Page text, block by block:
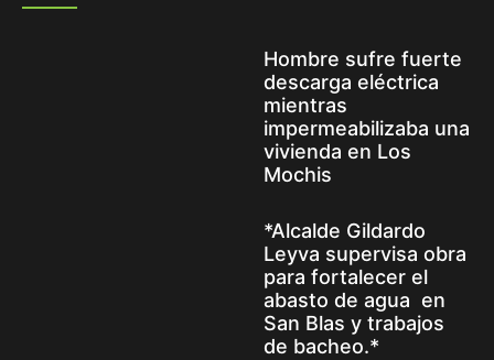
Hombre sufre fuerte
descarga eléctrica
mientras
impermeabilizaba una
vivienda en Los
Mochis
*Alcalde Gildardo
Leyva supervisa obra
para fortalecer el
abasto de agua en
San Blas y trabajos
de bacheo.*